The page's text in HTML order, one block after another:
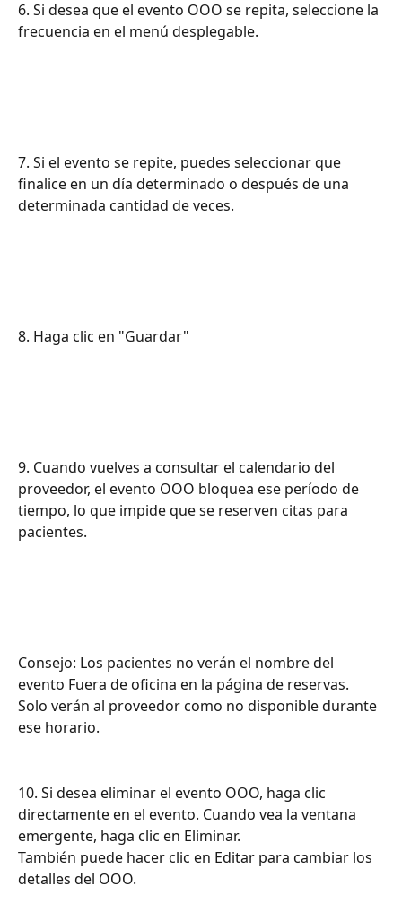
6. Si desea que el evento OOO se repita, seleccione la
frecuencia en el menú desplegable.
7. Si el evento se repite, puedes seleccionar que
finalice en un día determinado o después de una
determinada cantidad de veces.
8. Haga clic en "Guardar"
9. Cuando vuelves a consultar el calendario del
proveedor, el evento OOO bloquea ese período de
tiempo, lo que impide que se reserven citas para
pacientes.
Consejo: Los pacientes no verán el nombre del
evento Fuera de oficina en la página de reservas.
Solo verán al proveedor como no disponible durante
ese horario.
10. Si desea eliminar el evento OOO, haga clic
directamente en el evento. Cuando vea la ventana
emergente, haga clic en Eliminar.
También puede hacer clic en Editar para cambiar los
detalles del OOO.